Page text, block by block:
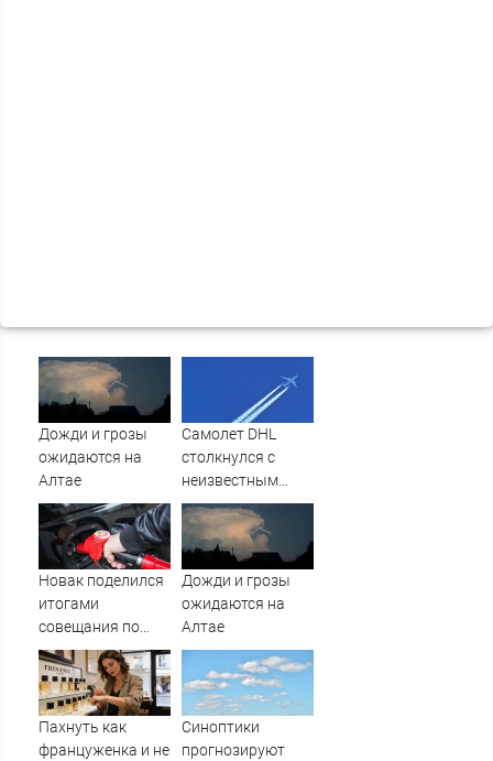
Дожди и грозы
ожидаются на
Алтае
Самолет DHL
столкнулся с
неизвестным
объектом над
Лейпцигом -
Новости на
Вести.ru
Новак поделился
итогами
совещания по
топливу:
последние
новости о
ситуации с
бензином
Дожди и грозы
ожидаются на
Алтае
Пахнуть как
француженка и не
Синоптики
прогнозируют